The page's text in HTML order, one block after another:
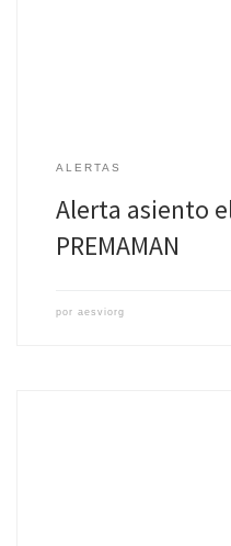
ALERTAS
Alerta asiento
PREMAMAN
por aesviorg